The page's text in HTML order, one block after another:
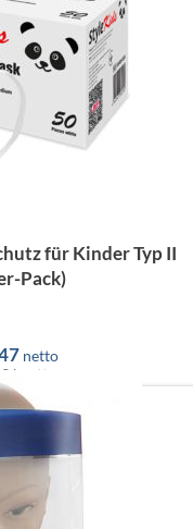
für Kinder Typ II
Pack)
netto
brutto